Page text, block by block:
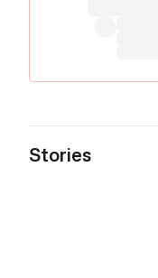
Stories